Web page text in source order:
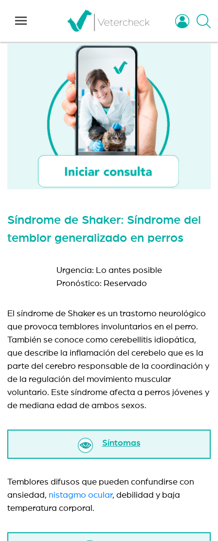
Síndrome de Shaker: Síndrome del
temblor generalizado en perros
Urgencia: Lo antes posible
Pronóstico: Reservado
El síndrome de Shaker es un trastorno neurológico
que provoca temblores involuntarios en el perro.
También se conoce como cerebellitis idiopática,
que describe la inflamación del cerebelo que es la
parte del cerebro responsable de la coordinación y
de la regulación del movimiento muscular
voluntario. Este síndrome afecta a perros jóvenes y
de mediana edad de ambos sexos.
Síntomas
Temblores difusos que pueden confundirse con
ansiedad, nistagmo ocular, debilidad y baja
temperatura corporal.